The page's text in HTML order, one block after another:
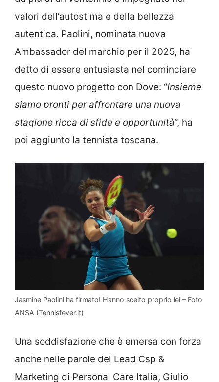
valori dell’autostima e della bellezza
autentica. Paolini, nominata nuova
Ambassador del marchio per il 2025, ha
detto di essere entusiasta nel cominciare
questo nuovo progetto con Dove: “Insieme
siamo pronti per affrontare una nuova
stagione ricca di sfide e opportunità“, ha
poi aggiunto la tennista toscana.
Jasmine Paolini ha firmato! Hanno scelto proprio lei – Foto
ANSA (Tennisfever.it)
Una soddisfazione che è emersa con forza
anche nelle parole del Lead Csp &
Marketing di Personal Care Italia, Giulio